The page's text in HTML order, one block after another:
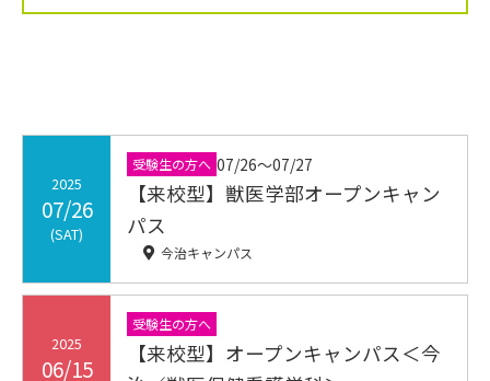
2025
07/26
(SAT)
受験生の方へ 07/26〜07/27
【来校型】獣医学部オープンキャン
パス
今治キャンパス
2025
06/15
受験生の方へ
【来校型】オープンキャンパス＜今